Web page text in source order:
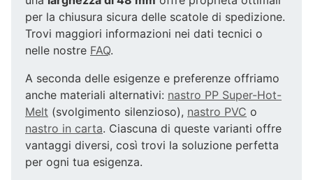
per la chiusura sicura delle scatole di spedizione.
Trovi maggiori informazioni nei dati tecnici o
nelle nostre FAQ.
A seconda delle esigenze e preferenze offriamo
anche materiali alternativi: nastro PP Super-Hot-
Melt (svolgimento silenzioso), nastro PVC o
nastro in carta. Ciascuna di queste varianti offre
vantaggi diversi, così trovi la soluzione perfetta
per ogni tua esigenza.